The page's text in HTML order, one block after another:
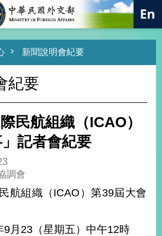
新聞說明會紀要
紀要
民航組織（ICAO）
記者會紀要
調會
航組織（ICAO）第39屆大會
月23（星期五）中午12時